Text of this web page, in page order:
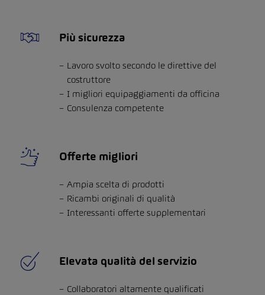
Più sicurezza
Lavoro svolto secondo le direttive del
costruttore
I migliori equipaggiamenti da officina
Consulenza competente
Offerte migliori
Ampia scelta di prodotti
Ricambi originali di qualità
Interessanti offerte supplementari
Elevata qualità del servizio
Collaboratori altamente qualificati